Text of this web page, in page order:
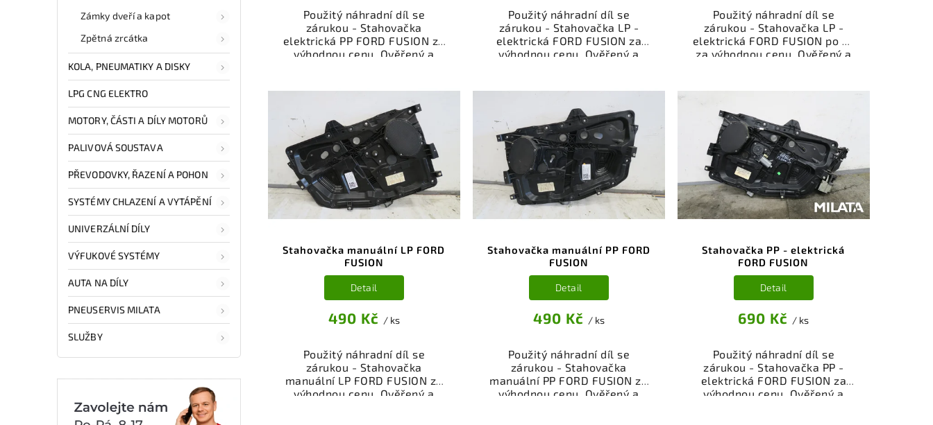
Zámky dveří a kapot
Zpětná zrcátka
KOLA, PNEUMATIKY A DISKY
LPG CNG ELEKTRO
MOTORY, ČÁSTI A DÍLY MOTORŮ
PALIVOVÁ SOUSTAVA
PŘEVODOVKY, ŘAZENÍ A POHON
SYSTÉMY CHLAZENÍ A VYTÁPĚNÍ
UNIVERZÁLNÍ DÍLY
VÝFUKOVÉ SYSTÉMY
AUTA NA DÍLY
PNEUSERVIS MILATA
SLUŽBY
Použitý náhradní díl se
zárukou - Stahovačka
elektrická PP FORD FUSION za
výhodnou cenu. Ověřený a
váš vůz. Ověřený a funkční
autodíl z vrakoviště,
připravený k montáži.
Nabízíme osobní odběr nebo
rychlé doručení přes e-shop.
Samozřejmostí je garance
vrácení peněz v případě
nespokojenosti.
Použitý náhradní díl se
zárukou - Stahovačka LP -
elektrická FORD FUSION za
výhodnou cenu. Ověřený a
váš vůz. Ověřený a funkční
autodíl z vrakoviště,
připravený k montáži.
Nabízíme osobní odběr nebo
rychlé doručení přes e-shop.
Samozřejmostí je garance
vrácení peněz v případě
nespokojenosti.
Použitý náhradní díl se
zárukou - Stahovačka LP -
elektrická FORD FUSION po FL
za výhodnou cenu. Ověřený a
váš vůz. Ověřený a funkční
připravený k montáži.
Nabízíme osobní odběr nebo
rychlé doručení přes e-shop.
Samozřejmostí je garance
vrácení peněz v případě
nespokojenosti.
Stahovačka manuální LP FORD
FUSION
490 Kč / ks
Detail
Použitý náhradní díl se
zárukou - Stahovačka
manuální LP FORD FUSION za
výhodnou cenu. Ověřený a
Stahovačka manuální PP FORD
FUSION
490 Kč / ks
Detail
Použitý náhradní díl se
zárukou - Stahovačka
manuální PP FORD FUSION za
výhodnou cenu. Ověřený a
Stahovačka PP - elektrická
FORD FUSION
690 Kč / ks
Detail
Použitý náhradní díl se
zárukou - Stahovačka PP -
elektrická FORD FUSION za
výhodnou cenu. Ověřený a